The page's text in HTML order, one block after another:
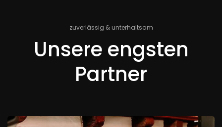
zuverlässig & unterhaltsam
Unsere engsten
Partner